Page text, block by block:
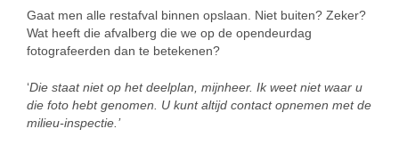
Gaat men alle restafval binnen opslaan. Niet buiten? Zeker?
Wat heeft die afvalberg die we op de opendeurdag
fotografeerden dan te betekenen?
‘Die staat niet op het deelplan, mijnheer. Ik weet niet waar u
die foto hebt genomen. U kunt altijd contact opnemen met de
milieu-inspectie.’